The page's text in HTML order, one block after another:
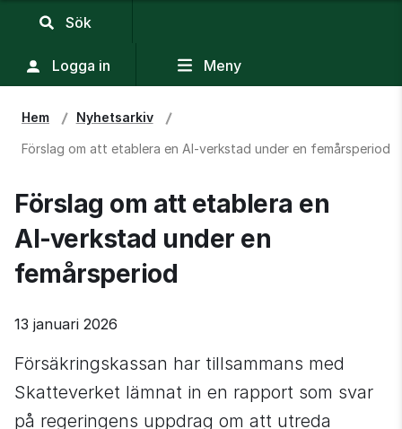
Sök
sökfält
Logga in Meny
Hem Nyhetsarkiv
Förslag om att etablera en AI‑verkstad under en femårsperiod
Förslag om att etablera en
AI‑verkstad under en
femårsperiod
13 januari 2026
Försäkringskassan har tillsammans med
Skatteverket lämnat in en rapport som svar
på regeringens uppdrag om att utreda